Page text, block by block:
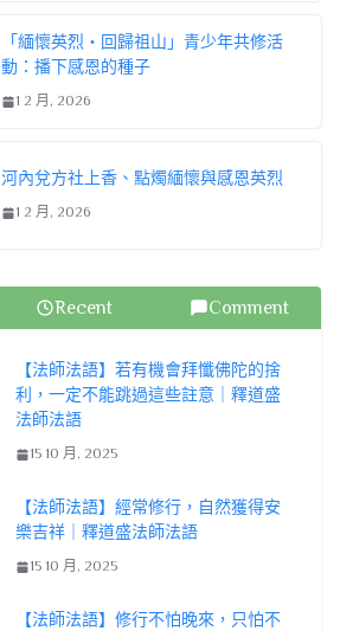
「緬懷英烈・回歸祖山」青少年共修活
動：播下感恩的種子
1 2 月, 2026
河內兌方社上香、點燭緬懷與感恩英烈
1 2 月, 2026
Recent Comment
【法師法語】若有機會拜懺佛陀的捨
利，一定不能跳過這些註意｜釋道盛
法師法語
15 10 月, 2025
【法師法語】經常修行，自然獲得安
樂吉祥｜釋道盛法師法語
15 10 月, 2025
【法師法語】修行不怕晚來，只怕不